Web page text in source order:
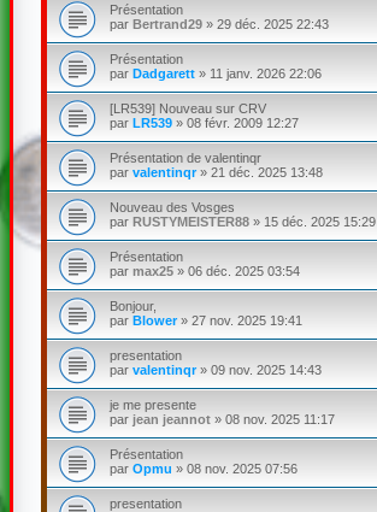
Présentation
par Bertrand29» 29 déc. 2025 22:43
Présentation
par Dadgarett» 11 janv. 2026 22:06
[LR539] Nouveau sur CRV
par LR539» 08 févr. 2009 12:27
Présentation de valentinqr
par valentinqr» 21 déc. 2025 13:48
Nouveau des Vosges
par RUSTYMEISTER88» 15 déc. 2025 15:29
Présentation
par max25» 06 déc. 2025 03:54
Bonjour,
par Blower» 27 nov. 2025 19:41
presentation
par valentinqr» 09 nov. 2025 14:43
je me presente
par jean jeannot» 08 nov. 2025 11:17
Présentation
par Opmu » 08 nov. 2025 07:56
presentation